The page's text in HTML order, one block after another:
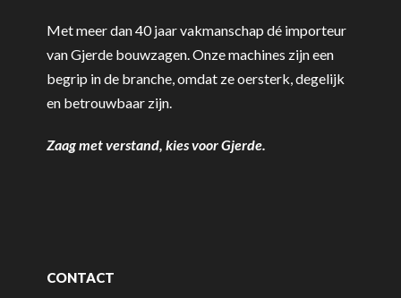
Met meer dan 40 jaar vakmanschap dé importeur
van Gjerde bouwzagen. Onze machines zijn een
begrip in de branche, omdat ze oersterk, degelijk
en betrouwbaar zijn.
Zaag met verstand, kies voor Gjerde.
CONTACT